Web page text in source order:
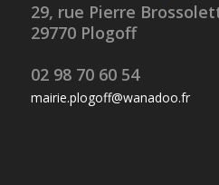
29, rue Pierre
29770 Plogoff
02 98 70 60 54
mairie.plogoff@wanadoo.fr